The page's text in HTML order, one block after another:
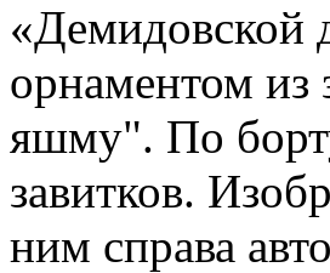
«Демидовской
орнаментом из
яшму". По
завитков.
ним справа